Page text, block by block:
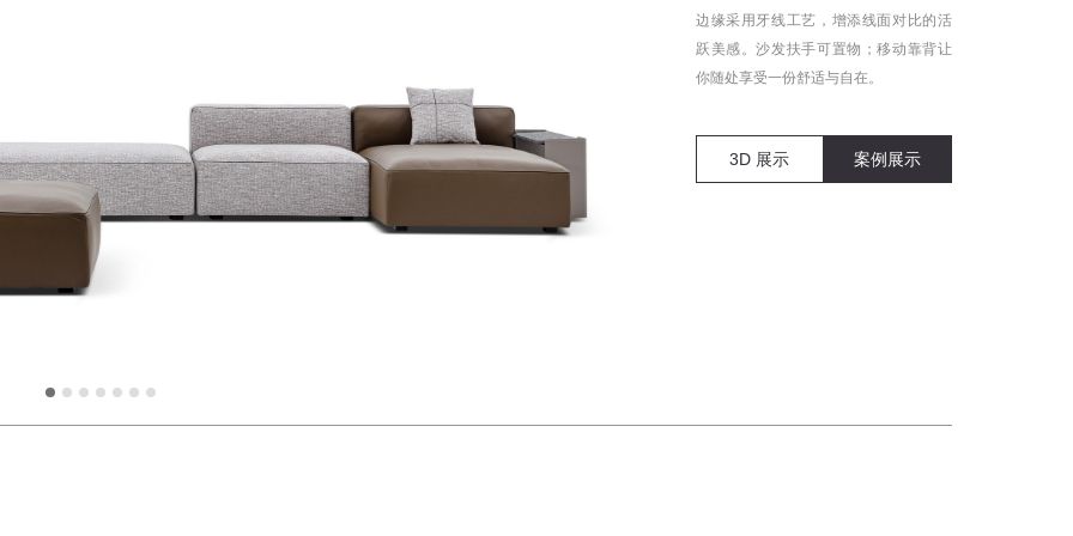
边缘采用牙线工艺，增添线面对比的活
跃美感。沙发扶手可置物；移动靠背让
你随处享受一份舒适与自在。
3D 展示 案例展示